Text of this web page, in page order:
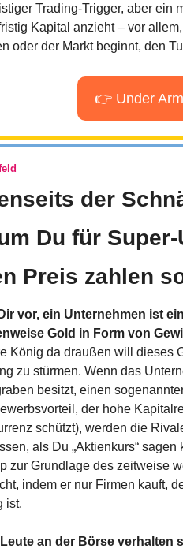
Trading-Trigger, aber ein
Kapital anzieht – vor
oder der Markt beginnt, den
👉 Under
der
Du für
Preis zahlen
vor, ein Unternehmen ist
Gold in Form von
König da draußen will dieses
zu stürmen. Wenn das
besitzt, einen
der hohe
schützt), werden die
als Du „Aktienkurs“
zur Grundlage des zeitweise
indem er nur Firmen kauft,
ist.
an der Börse verhalten